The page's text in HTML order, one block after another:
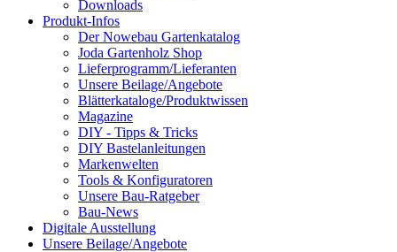
Downloads
Produkt-Infos
Der Nowebau Gartenkatalog
Joda Gartenholz Shop
Lieferprogramm/Lieferanten
Unsere Beilage/Angebote
Blätterkataloge/Produktwissen
Magazine
DIY - Tipps & Tricks
DIY Bastelanleitungen
Markenwelten
Tools & Konfiguratoren
Unsere Bau-Ratgeber
Bau-News
Digitale Ausstellung
Unsere Beilage/Angebote